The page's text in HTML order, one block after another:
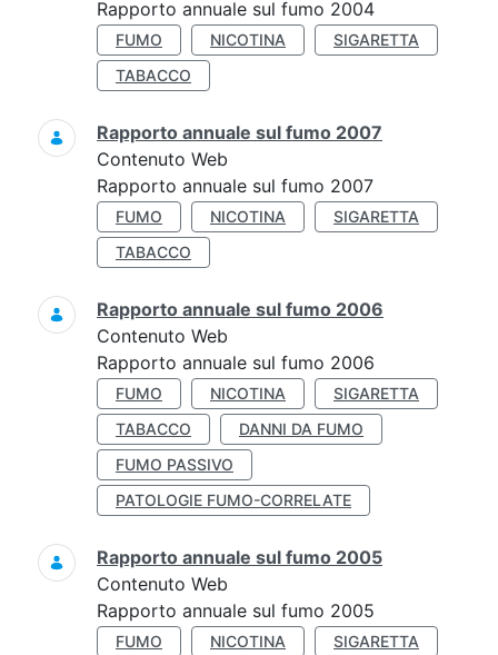
Rapporto annuale sul fumo 2004
FUMO NICOTINA
SIGARETTA
TABACCO
Rapporto annuale sul fumo 2007
Contenuto Web
Rapporto annuale sul fumo 2007
FUMO NICOTINA
SIGARETTA
TABACCO
Rapporto annuale sul fumo 2006
Contenuto Web
Rapporto annuale sul fumo 2006
FUMO NICOTINA
SIGARETTA
TABACCO
DANNI DA FUMO
FUMO PASSIVO
PATOLOGIE FUMO-CORRELATE
Rapporto annuale sul fumo 2005
Contenuto Web
Rapporto annuale sul fumo 2005
FUMO NICOTINA
SIGARETTA